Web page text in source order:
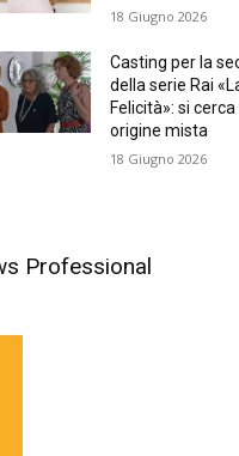
18 Giugno 2026
Casting per la
della serie Rai
Felicità»: si
origine mista
18 Giugno 2026
Professional